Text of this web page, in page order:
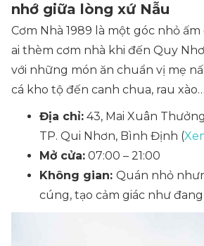
nhớ giữa lòng xứ Nẫu
Cơm Nhà 1989 là một góc nhỏ
ai thèm cơm nhà khi đến Quy
với những món ăn chuẩn vị mẹ
cá kho tộ đến canh chua, rau xào…
Địa chỉ: 43, Mai Xuân
TP. Qui Nhơn, Bình Định (
Mở cửa: 07:00 – 21:00
Không gian: Quán nhỏ
cúng, tạo cảm giác như